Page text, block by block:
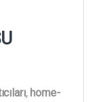
, home-